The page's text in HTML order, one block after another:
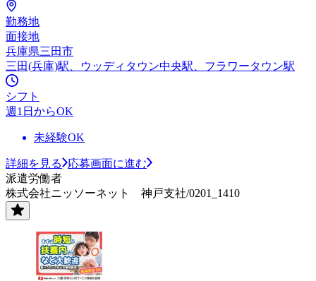
勤務地
面接地
兵庫県三田市
三田(兵庫)駅、ウッディタウン中央駅、フラワータウン駅
シフト
週1日からOK
未経験OK
詳細を見る
応募画面に進む
派遣労働者
株式会社ニッソーネット 神戸支社/0201_1410